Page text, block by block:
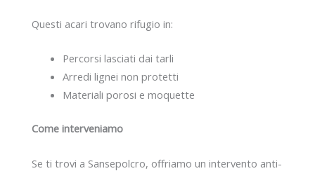
Questi acari trovano rifugio in:
Percorsi lasciati dai tarli
Arredi lignei non protetti
Materiali porosi e moquette
Come interveniamo
Se ti trovi a Sansepolcro, offriamo un intervento anti-